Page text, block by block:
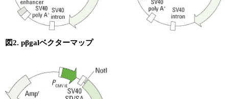
図2. pβgalベクターマップ